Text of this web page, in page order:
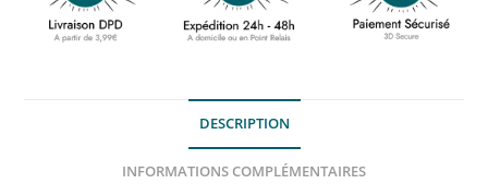
DESCRIPTION
INFORMATIONS COMPLÉMENTAIRES